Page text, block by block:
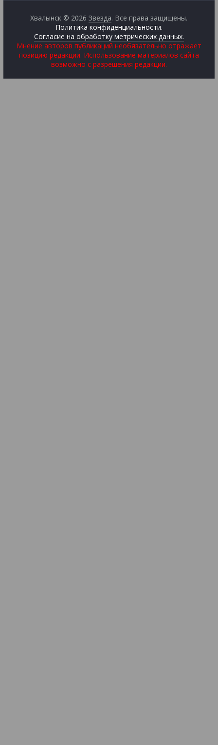
Хвалынск © 2026Звезда. Все права защищены.
Политика конфиденциальности.
Согласие на обработку метрических данных.
Мнение авторов публикаций необязательно отражает
позицию редакции. Использование материалов сайта
возможно с разрешения редакции.